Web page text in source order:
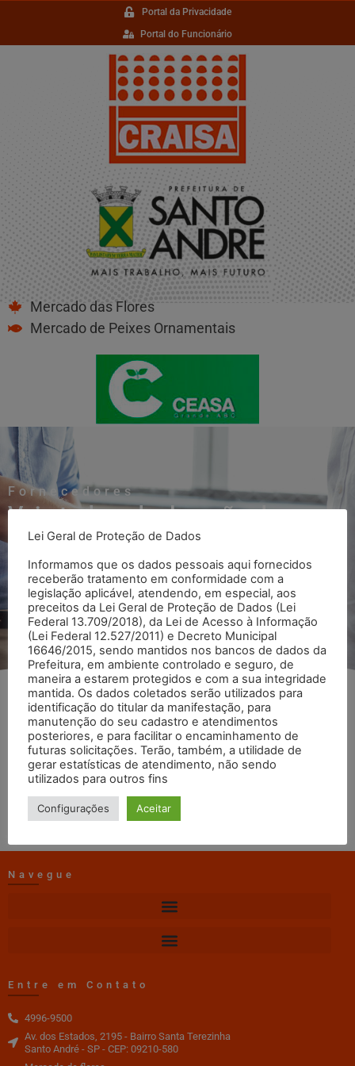
Portal da Privacidade
Portal do Funcionário
Mercado das Flores
Mercado de Peixes Ornamentais
Fornecedores
Veja toda a declaração de
Fornecedores
Voltar para página Fornecedores
Abril
Erica TI Craisa 02/02/2024 12:54
DOWNLOAD
Navegue
Entre em Contato
4996-9500
Av. dos Estados, 2195 - Bairro Santa Terezinha
Santo André - SP - CEP: 09210-580
Lei Geral de Proteção de Dados
Informamos que os dados pessoais aqui fornecidos
receberão tratamento em conformidade com a
legislação aplicável, atendendo, em especial, aos
preceitos da Lei Geral de Proteção de Dados (Lei
Federal 13.709/2018), da Lei de Acesso à Informação
(Lei Federal 12.527/2011) e Decreto Municipal
16646/2015, sendo mantidos nos bancos de dados da
Prefeitura, em ambiente controlado e seguro, de
maneira a estarem protegidos e com a sua integridade
mantida. Os dados coletados serão utilizados para
identificação do titular da manifestação, para
manutenção do seu cadastro e atendimentos
posteriores, e para facilitar o encaminhamento de
futuras solicitações. Terão, também, a utilidade de
gerar estatísticas de atendimento, não sendo
utilizados para outros fins
Configurações Aceitar